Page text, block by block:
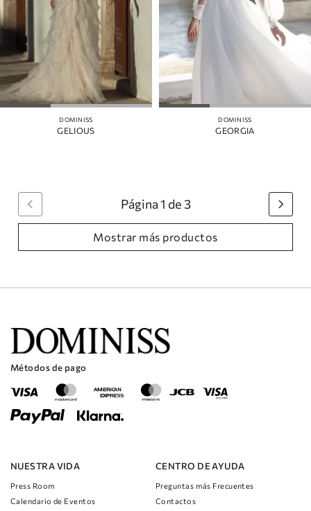
DOMINISS
GELIOUS
DOMINISS
GEORGIA
Página 1 de 3
Mostrar más productos
NUESTRA VIDA
Press Room
Calendario de Eventos
CENTRO DE AYUDA
Preguntas más Frecuentes
Contactos
Métodos de pago